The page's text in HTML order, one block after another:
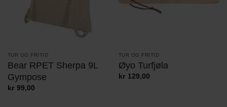
TUR OG FRITID
Bear RPET Sherpa 9L
Gympose
kr 99,00
TUR OG FRITID
Øyo Turfjøla
kr 129,00